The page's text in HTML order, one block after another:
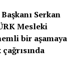
Serkan
Mesleki
bir aşamaya